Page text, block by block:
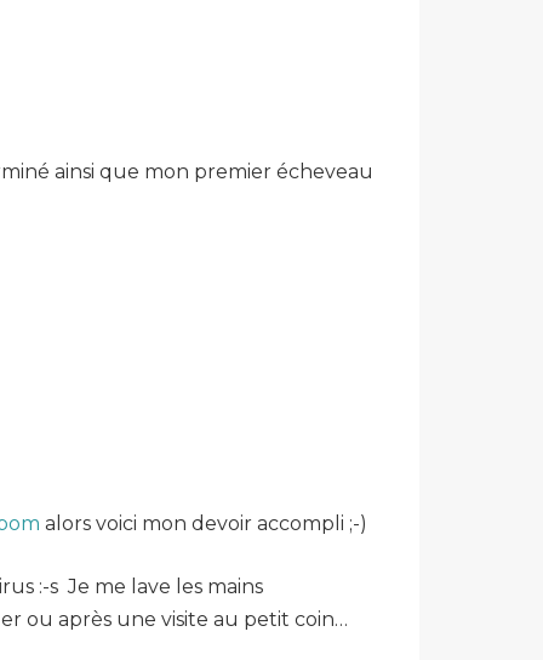
ainsi que mon premier écheveau
alors voici mon devoir accompli ;-)
:-s Je me lave les mains
ou après une visite au petit coin…